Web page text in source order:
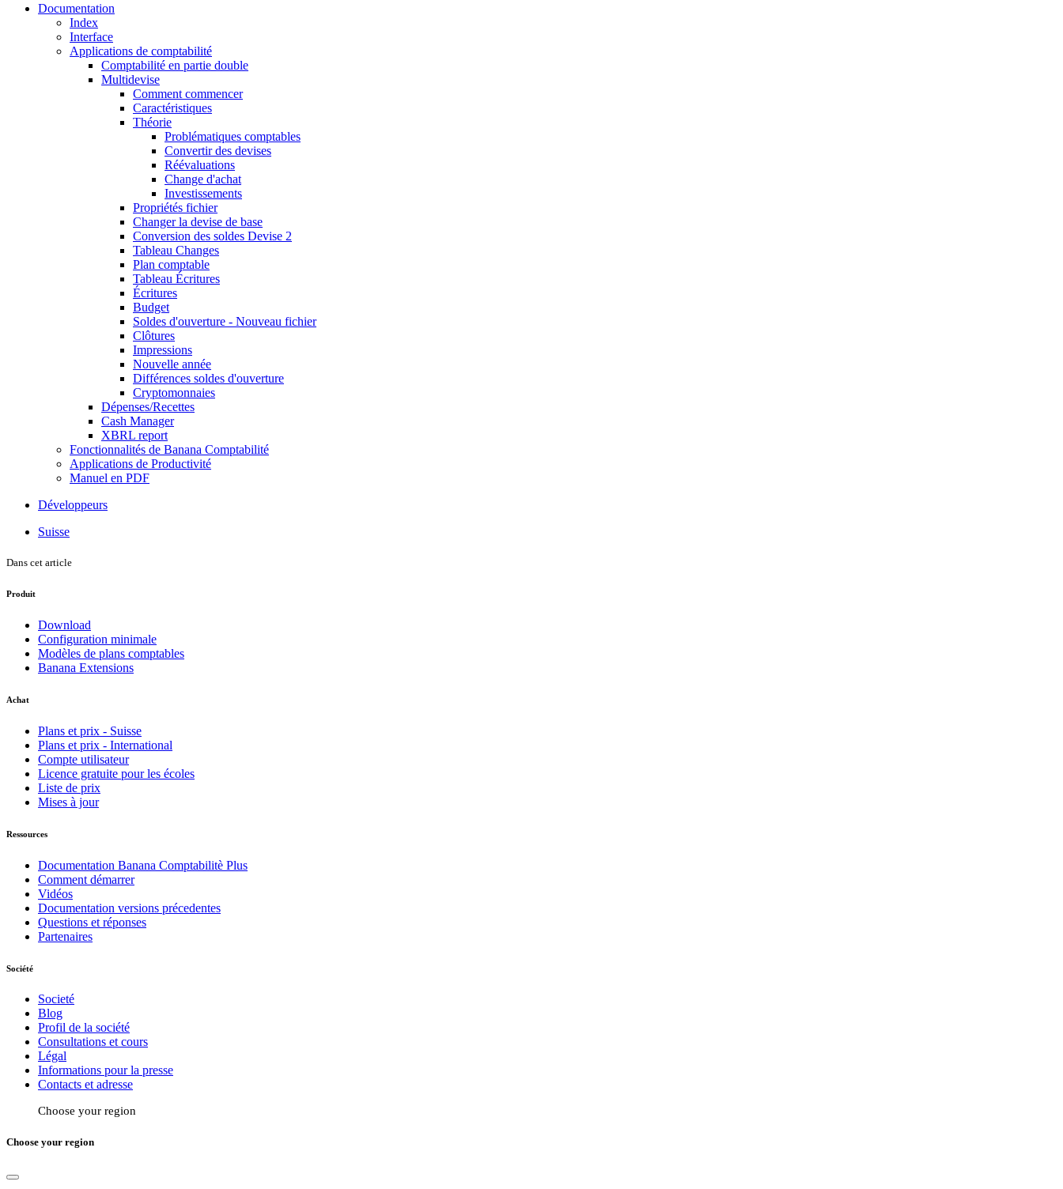
Documentation
Index
Interface
Applications de comptabilité
Comptabilité en partie double
Multidevise
Comment commencer
Caractéristiques
Théorie
Problématiques comptables
Convertir des devises
Réévaluations
Change d'achat
Investissements
Propriétés fichier
Changer la devise de base
Conversion des soldes Devise 2
Tableau Changes
Plan comptable
Tableau Écritures
Écritures
Budget
Soldes d'ouverture - Nouveau fichier
Clôtures
Impressions
Nouvelle année
Différences soldes d'ouverture
Cryptomonnaies
Dépenses/Recettes
Cash Manager
XBRL report
Fonctionnalités de Banana Comptabilité
Applications de Productivité
Manuel en PDF
Développeurs
Suisse
Dans cet article
Produit
Download
Configuration minimale
Modèles de plans comptables
Banana Extensions
Achat
Plans et prix - Suisse
Plans et prix - International
Compte utilisateur
Licence gratuite pour les écoles
Liste de prix
Mises à jour
Ressources
Documentation Banana Comptabilitè Plus
Comment démarrer
Vidéos
Documentation versions précedentes
Questions et réponses
Partenaires
Société
Societé
Blog
Profil de la société
Consultations et cours
Légal
Informations pour la presse
Contacts et adresse
Choose your region
Choose your region